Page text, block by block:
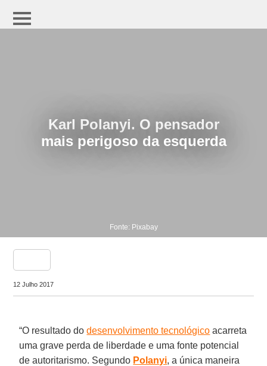
Karl Polanyi. O pensador
mais perigoso da esquerda
Fonte: Pixabay
12 Julho 2017
“O resultado dodesenvolvimento tecnológico acarreta
uma grave perda de liberdade e uma fonte potencial
de autoritarismo. Segundo Polanyi, a única maneira